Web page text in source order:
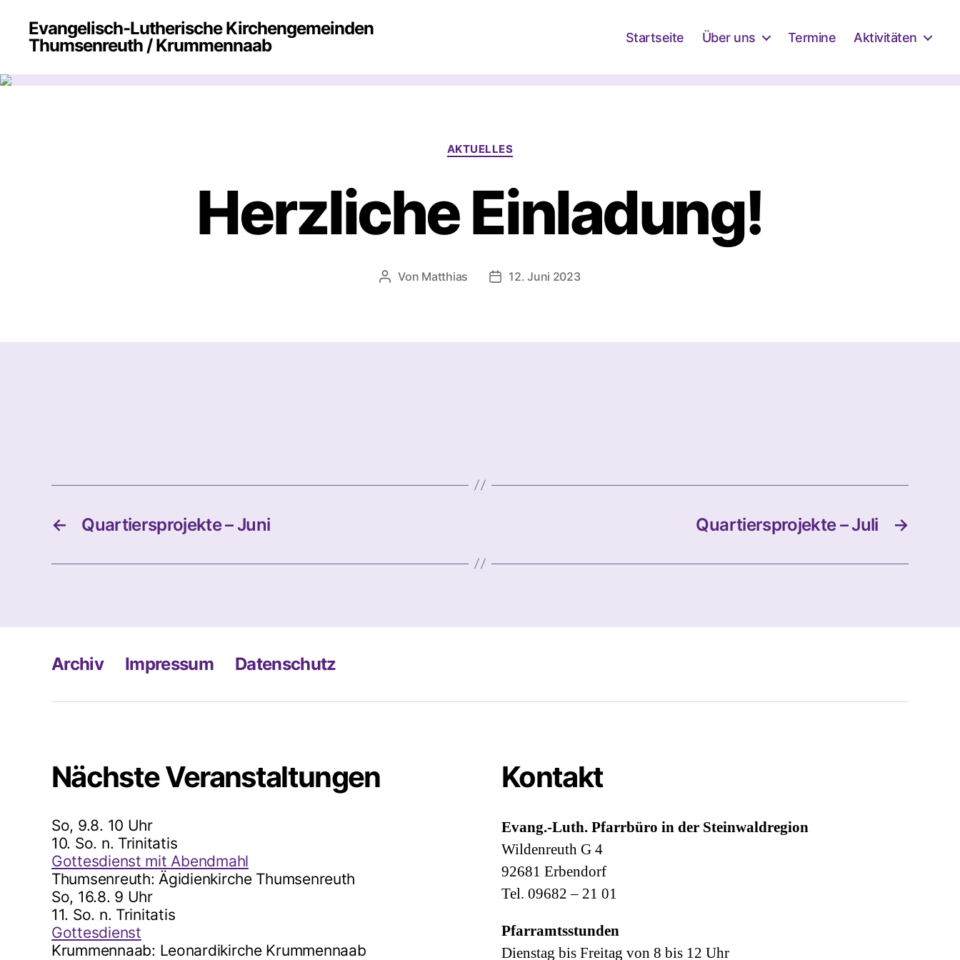
Evangelisch-Lutherische Kirchengemeinden
Thumsenreuth / Krummennaab
Startseite Über uns Termine Aktivitäten
Kategorien
AKTUELLES
Herzliche Einladung!
Beitragsautor
Von Matthias Beitragsdatum
12. Juni 2023
← Quartiersprojekte – Juni →
Quartiersprojekte – Juli
Archiv Impressum Datenschutz
Nächste Veranstaltungen
So, 9.8. 10 Uhr
10. So. n. Trinitatis
Gottesdienst mit Abendmahl
Thumsenreuth: Ägidienkirche Thumsenreuth
So, 16.8. 9 Uhr
11. So. n. Trinitatis
Gottesdienst
Krummennaab: Leonardikirche Krummennaab
Kontakt
Evang.-Luth. Pfarrbüro in der Steinwaldregion
Wildenreuth G 4
92681 Erbendorf
Tel. 09682 – 21 01
Pfarramtsstunden
Dienstag bis Freitag von 8 bis 12 Uhr